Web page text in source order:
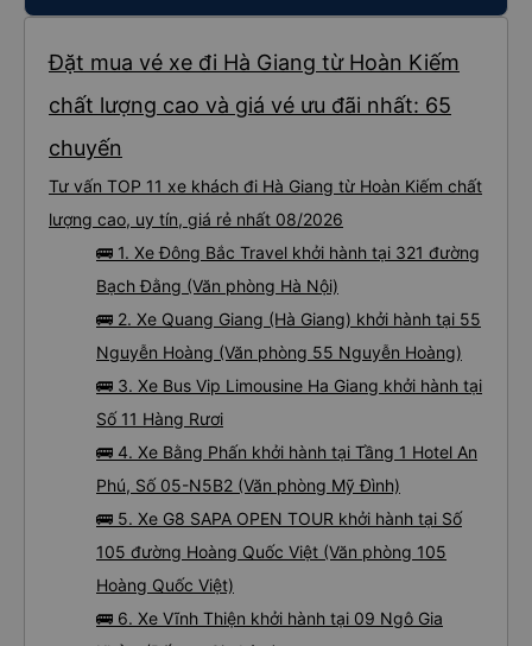
Đặt mua vé xe đi Hà Giang từ Hoàn Kiếm
chất lượng cao và giá vé ưu đãi nhất: 65
chuyến
Tư vấn TOP 11 xe khách đi Hà Giang từ Hoàn Kiếm chất
lượng cao, uy tín, giá rẻ nhất 08/2026
🚌 1. Xe Đông Bắc Travel khởi hành tại 321 đường
Bạch Đằng (Văn phòng Hà Nội)
🚌 2. Xe Quang Giang (Hà Giang) khởi hành tại 55
Nguyễn Hoàng (Văn phòng 55 Nguyễn Hoàng)
🚌 3. Xe Bus Vip Limousine Ha Giang khởi hành tại
Số 11 Hàng Rươi
🚌 4. Xe Bằng Phấn khởi hành tại Tầng 1 Hotel An
Phú, Số 05-N5B2 (Văn phòng Mỹ Đình)
🚌 5. Xe G8 SAPA OPEN TOUR khởi hành tại Số
105 đường Hoàng Quốc Việt (Văn phòng 105
Hoàng Quốc Việt)
🚌 6. Xe Vĩnh Thiện khởi hành tại 09 Ngô Gia